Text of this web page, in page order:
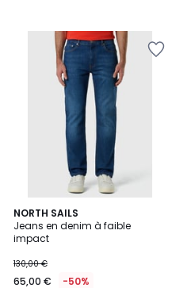
NORTH SAILS
Jeans en denim à faible
impact
130,00 €
65,00 € -50%
2
Couleurs